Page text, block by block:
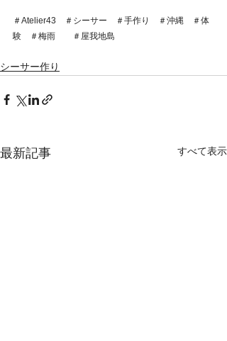
＃Atelier43　＃シーサー　＃手作り　＃沖縄　＃体
験　＃梅雨　　＃屋我地島
シーサー作り
最新記事 すべて表示